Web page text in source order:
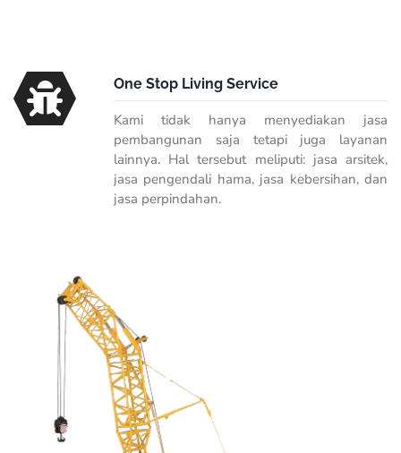
One Stop Living Service
Kami tidak hanya menyediakan jasa
pembangunan saja tetapi juga layanan
lainnya. Hal tersebut meliputi: jasa arsitek,
jasa pengendali hama, jasa kebersihan, dan
jasa perpindahan.